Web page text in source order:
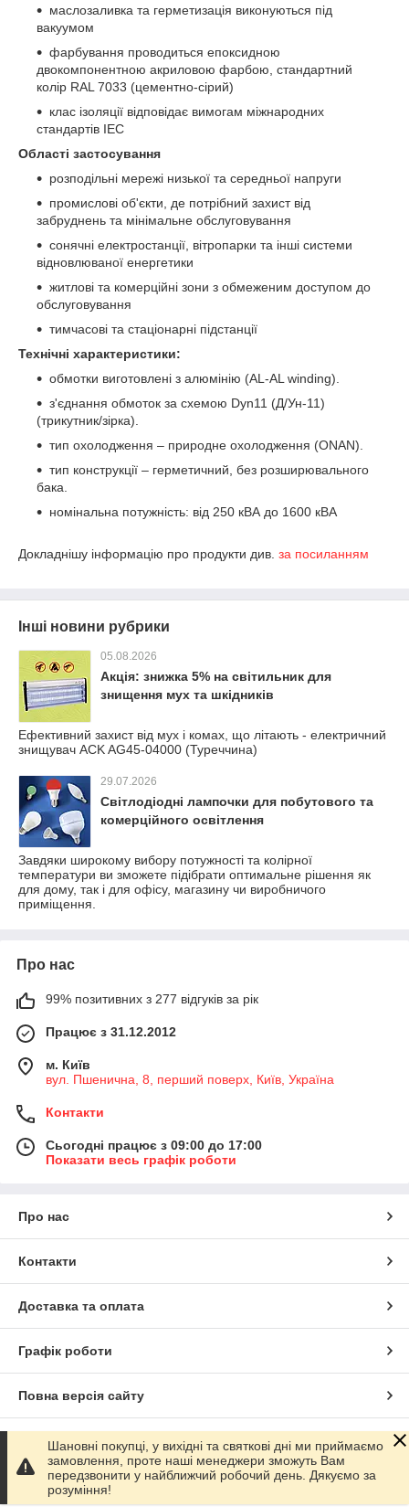
маслозаливка та герметизація виконуються під
вакуумом
фарбування проводиться епоксидною
двокомпонентною акриловою фарбою, стандартний
колір RAL 7033 (цементно-сірий)
клас ізоляції відповідає вимогам міжнародних
стандартів IEC
Області застосування
розподільні мережі низької та середньої напруги
промислові об'єкти, де потрібний захист від
забруднень та мінімальне обслуговування
сонячні електростанції, вітропарки та інші системи
відновлюваної енергетики
житлові та комерційні зони з обмеженим доступом до
обслуговування
тимчасові та стаціонарні підстанції
Технічні характеристики:
обмотки виготовлені з алюмінію (AL-AL winding).
з'єднання обмоток за схемою Dyn11 (Д/Ун-11)
(трикутник/зірка).
тип охолодження – природне охолодження (ONAN).
тип конструкції – герметичний, без розширювального
бака.
номінальна потужність: від 250 кВА до 1600 кВА
Докладнішу інформацію про продукти див. за посиланням
Інші новини рубрики
05.08.2026
Акція: знижка 5% на світильник для
знищення мух та шкідників
Ефективний захист від мух і комах, що літають - електричний
знищувач ACK AG45-04000 (Туреччина)
29.07.2026
Світлодіодні лампочки для побутового та
комерційного освітлення
Завдяки широкому вибору потужності та колірної
температури ви зможете підібрати оптимальне рішення як
для дому, так і для офісу, магазину чи виробничого
приміщення.
Про нас
99% позитивних з 277 відгуків за рік
Працює з 31.12.2012
м. Київ
вул. Пшенична, 8, перший поверх, Київ, Україна
Контакти
Сьогодні працює з 09:00 до 17:00
Показати весь графік роботи
Про нас
Контакти
Доставка та оплата
Графік роботи
Повна версія сайту
Сайт створено на маркетплейсі Prom.ua
Політика конфіденційності
Шановні покупці, у вихідні та святкові дні ми приймаємо
замовлення, проте наші менеджери зможуть Вам
передзвонити у найближчий робочий день. Дякуємо за
розуміння!